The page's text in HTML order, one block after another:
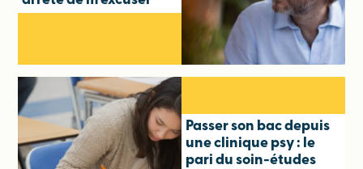
Passer son bac depuis
une clinique psy : le
pari du soin-études